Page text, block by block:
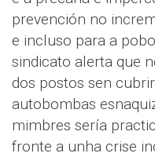
prevención no
e incluso para a
sindicato alerta que
dos postos sen
autobombas
mimbres sería
fronte a unha crise